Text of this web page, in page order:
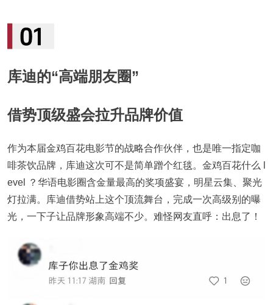
库迪的“高端朋友圈”
借势顶级盛会拉升品牌价值
作为本届金鸡百花电影节的战略合作伙伴，也是唯一指定咖
啡茶饮品牌，库迪这次可不是简单蹭个红毯。金鸡百花什么 l
evel ？华语电影圈含金量最高的奖项盛宴，明星云集、聚光
灯拉满。库迪借势站上这个顶流舞台，完成一次高级别的曝
光，一下子让品牌形象高端不少。难怪网友直呼：出息了！